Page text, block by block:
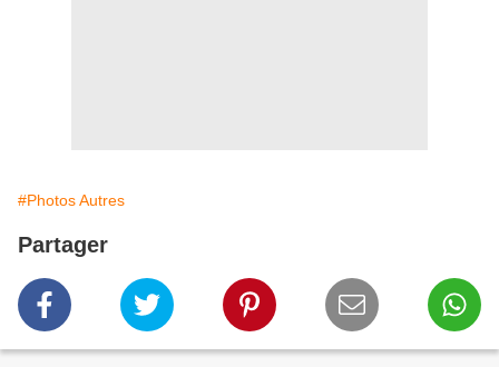
#Photos Autres
Partager